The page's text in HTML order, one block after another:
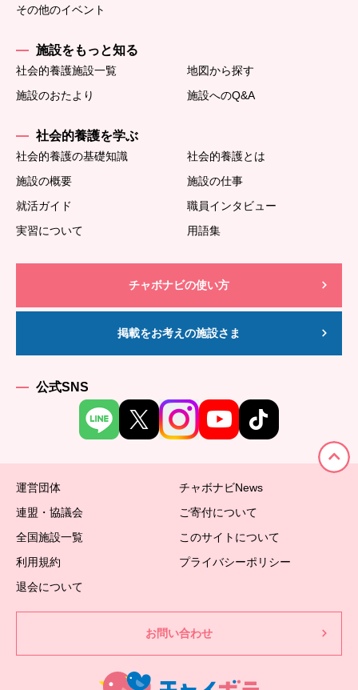
その他のイベント
施設をもっと知る
社会的養護施設一覧
地図から探す
施設のおたより
施設へのQ&A
社会的養護を学ぶ
社会的養護の基礎知識
社会的養護とは
施設の概要
施設の仕事
就活ガイド
職員インタビュー
実習について
用語集
チャボナビの使い方
掲載をお考えの施設さま
公式SNS
運営団体
チャボナビNews
連盟・協議会
ご寄付について
全国施設一覧
このサイトについて
利用規約
プライバシーポリシー
退会について
お問い合わせ